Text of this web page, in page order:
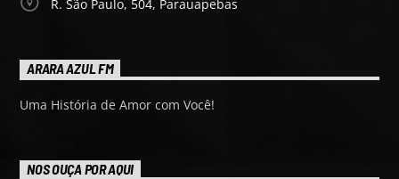
R. São Paulo, 504, Parauapebas
ARARA AZUL FM
Uma História de Amor com Você!
NOS OUÇA POR AQUI